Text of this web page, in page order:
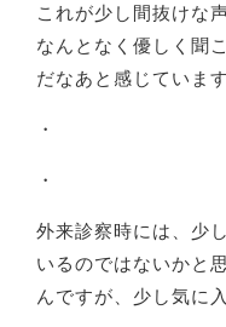
これが少し間抜けな
なんとなく優しく聞
だなあと感じています
・
・
外来診察時には、少
いるのではないかと
んですが、少し気に